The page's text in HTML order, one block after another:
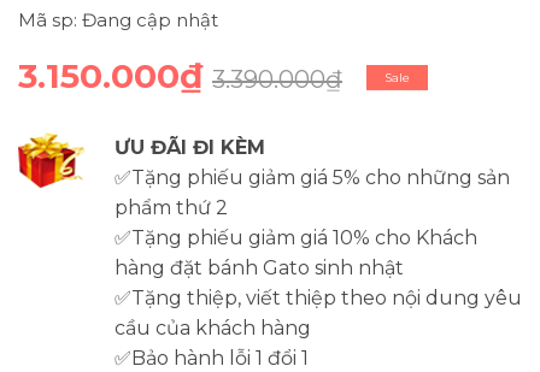
Mã sp: Đang cập nhật
3.150.000₫ 3.390.000₫ Sale
ƯU ĐÃI ĐI KÈM
✅Tặng phiếu giảm giá 5% cho những sản
phẩm thứ 2
✅Tặng phiếu giảm giá 10% cho Khách
hàng đặt bánh Gato sinh nhật
✅Tặng thiệp, viết thiệp theo nội dung yêu
cầu của khách hàng
✅Bảo hành lỗi 1 đổi 1